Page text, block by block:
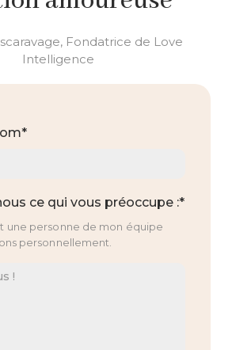
Fondatrice de Love
Intelligence
ce qui vous préoccupe :*
une personne de mon équipe
personnellement.